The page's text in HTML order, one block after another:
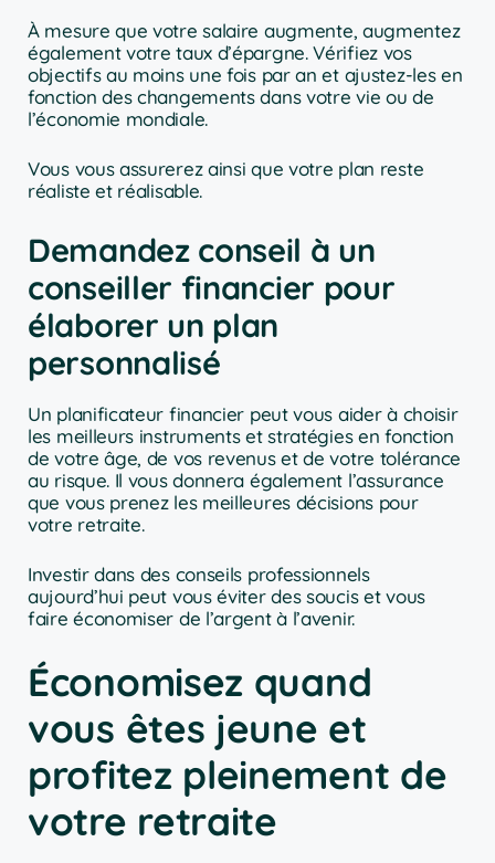
À mesure que votre salaire augmente, augmentez
également votre taux d’épargne. Vérifiez vos
objectifs au moins une fois par an et ajustez-les en
fonction des changements dans votre vie ou de
l’économie mondiale.
Vous vous assurerez ainsi que votre plan reste
réaliste et réalisable.
Demandez conseil à un
conseiller financier pour
élaborer un plan
personnalisé
Un planificateur financier peut vous aider à choisir
les meilleurs instruments et stratégies en fonction
de votre âge, de vos revenus et de votre tolérance
au risque. Il vous donnera également l’assurance
que vous prenez les meilleures décisions pour
votre retraite.
Investir dans des conseils professionnels
aujourd’hui peut vous éviter des soucis et vous
faire économiser de l’argent à l’avenir.
Économisez quand
vous êtes jeune et
profitez pleinement de
votre retraite